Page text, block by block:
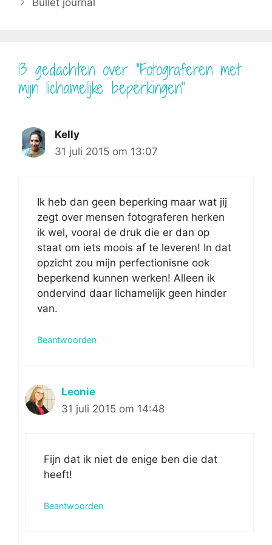
13 gedachten over “Fotograferen met
mijn lichamelijke beperkingen”
Kelly
31 juli 2015 om 13:07
Ik heb dan geen beperking maar wat jij
zegt over mensen fotograferen herken
ik wel, vooral de druk die er dan op
staat om iets moois af te leveren! In dat
opzicht zou mijn perfectionisne ook
beperkend kunnen werken! Alleen ik
ondervind daar lichamelijk geen hinder
van.
Beantwoorden
Leonie
31 juli 2015 om 14:48
Fijn dat ik niet de enige ben die dat
heeft!
Beantwoorden